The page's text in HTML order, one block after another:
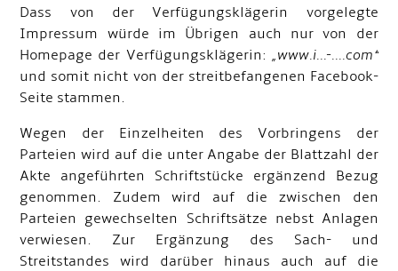
Dass von der Verfügungsklägerin vorgelegte
Impressum würde im Übrigen auch nur von der
Homepage der Verfügungsklägerin: „www.i...-....com“
und somit nicht von der streitbefangenen Facebook-
Seite stammen.
Wegen der Einzelheiten des Vorbringens der
Parteien wird auf die unter Angabe der Blattzahl der
Akte angeführten Schriftstücke ergänzend Bezug
genommen. Zudem wird auf die zwischen den
Parteien gewechselten Schriftsätze nebst Anlagen
verwiesen. Zur Ergänzung des Sach- und
Streitstandes wird darüber hinaus auch auf die